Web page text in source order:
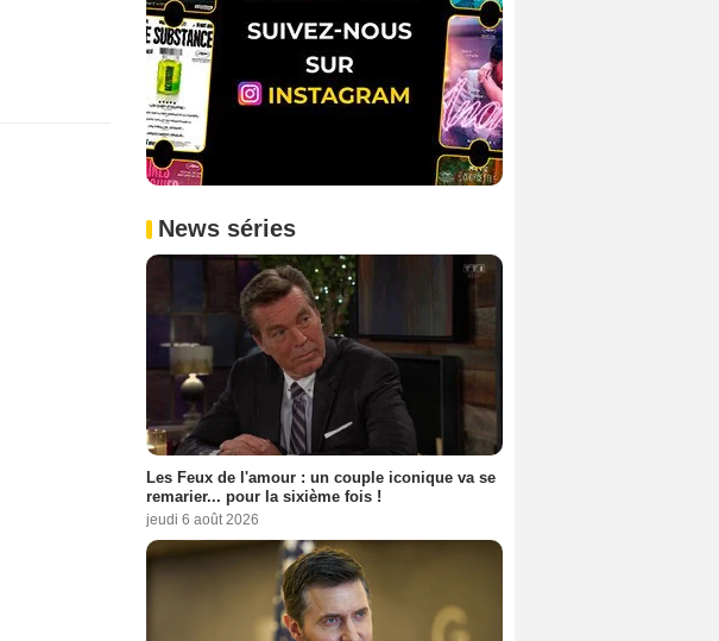
News séries
Les Feux de l'amour : un couple iconique va se
remarier... pour la sixième fois !
jeudi 6 août 2026